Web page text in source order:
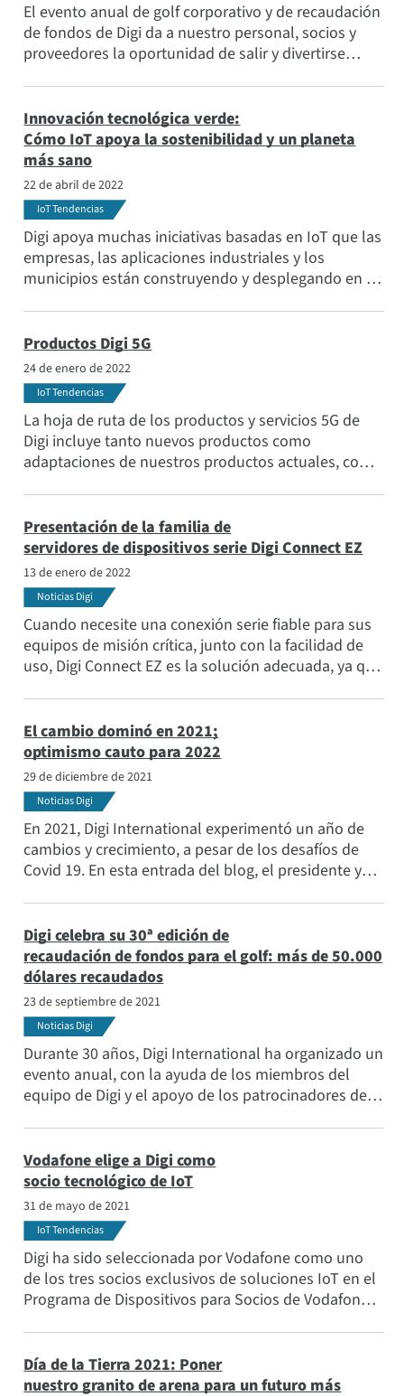
El evento anual de golf corporativo y de recaudación
de fondos de Digi da a nuestro personal, socios y
proveedores la oportunidad de salir y divertirse
beneficiarios de la recaudación de fondos.
Innovación tecnológica verde:
Cómo IoT apoya la sostenibilidad y un planeta
más sano
22 de abril de 2022
IoT Tendencias
Digi apoya muchas iniciativas basadas en IoT que las
empresas, las aplicaciones industriales y los
municipios están construyendo y desplegando en la
Digi Green Tech Customer Innovation Award 2022.
Productos Digi 5G
24 de enero de 2022
IoT Tendencias
La hoja de ruta de los productos y servicios 5G de
Digi incluye tanto nuevos productos como
adaptaciones de nuestros productos actuales, como
desarrollo y despliegue para ayudar a los clientes a
diseñar e implantar las aplicaciones 5G del futuro.
Presentación de la familia de
servidores de dispositivos serie Digi Connect EZ
13 de enero de 2022
Noticias Digi
Cuando necesite una conexión serie fiable para sus
equipos de misión crítica, junto con la facilidad de
uso, Digi Connect EZ es la solución adecuada, ya que
El cambio dominó en 2021;
optimismo cauto para 2022
29 de diciembre de 2021
Noticias Digi
En 2021, Digi International experimentó un año de
cambios y crecimiento, a pesar de los desafíos de
Covid 19. En esta entrada del blog, el presidente y
personal, los socios y los distribuidores de Digi, y un
mensaje de optimismo.
Digi celebra su 30ª edición de
recaudación de fondos para el golf: más de 50.000
dólares recaudados
23 de septiembre de 2021
Noticias Digi
Durante 30 años, Digi International ha organizado un
evento anual, con la ayuda de los miembros del
equipo de Digi y el apoyo de los patrocinadores de
comunidades. Este año el evento superó todas las
esperanzas y expectativas al recaudar más de 50.000
dólares para tres grandes organizaciones.
Vodafone elige a Digi como
socio tecnológico de IoT
31 de mayo de 2021
IoT Tendencias
Digi ha sido seleccionada por Vodafone como uno
de los tres socios exclusivos de soluciones IoT en el
Programa de Dispositivos para Socios de Vodafone.
mundiales de conectividad IoT .
Día de la Tierra 2021: Poner
nuestro granito de arena para un futuro más